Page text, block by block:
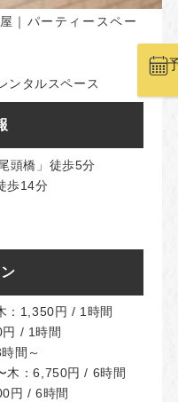
｜パーティースペー
ンタルスペース
頭橋」徒歩5分
歩14分
：1,350円 / 1時間
/ 1時間
間～
木：6,750円 / 6時間
円 / 6時間